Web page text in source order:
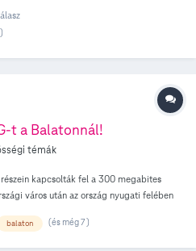
t a Balatonnál!
témák
kapcsolták fel a 300 megabites
város után az ország nyugati felében
szolgáltatás előnyeit. A Telekom
balaton (és még 7 )